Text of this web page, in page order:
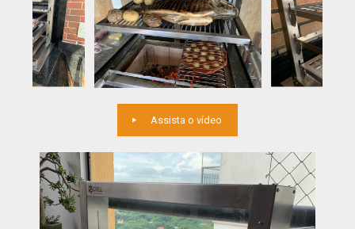
Assista o vídeo